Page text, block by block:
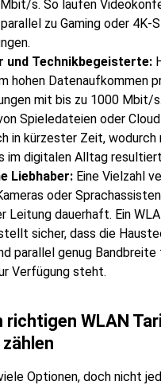
s. So laufen
zu Gaming oder 4K-
und Technikbegeisterte:
hohen Datenaufkommen
mit bis zu 1000 Mbit/
Spieledateien oder
in kürzester Zeit, wodurch
im digitalen Alltag
Liebhaber: Eine Vielzahl
oder
Leitung dauerhaft. Ein
sicher, dass die
parallel genug
Verfügung steht.
richtigen WLAN
Optionen, doch nicht